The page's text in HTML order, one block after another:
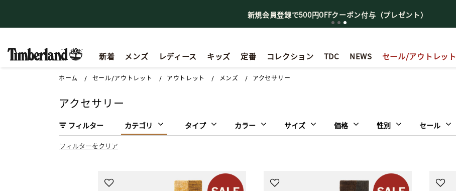
新規会員登録で500円OFFクーポン付与（プレゼント）
新着 メンズ レディース キッズ 定番 コレクション TDC NEWS セール/アウトレット
ホーム セール/アウトレット アウトレット メンズ アクセサリー
アクセサリー
フィルター カテゴリ タイプ カラー サイズ 価格 性別 セール
フィルターをクリア